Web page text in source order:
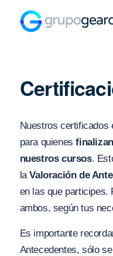
Nuestros certificados
para quienes
nuestros cursos.
laValoración de
en las que participes.
ambos, según tus
Es importante
Antecedentes, sólo